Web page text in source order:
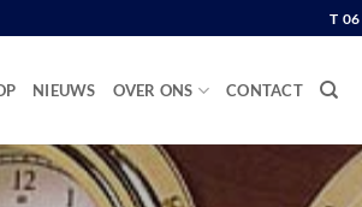
T
NIEUWS OVER ONS CONTACT